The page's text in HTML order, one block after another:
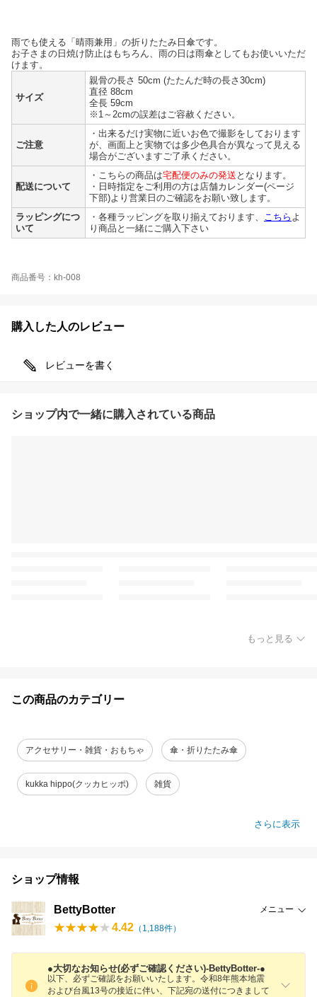
雨でも使える「晴雨兼用」の折りたたみ日傘です。
お子さまの日焼け防止はもちろん、雨の日は雨傘としてもお使いいただ
けます。
サイズ
親骨の長さ 50cm (たたんだ時の長さ30cm)
直径 88cm
全長 59cm
※1～2cmの誤差はご容赦ください。
ご注意
・出来るだけ実物に近いお色で撮影をしております
が、画面上と実物では多少色具合が異なって見える
場合がございますご了承ください。
配送について
・こちらの商品は宅配便のみの発送 となります。
・日時指定をご利用の方は店舗カレンダー(ページ
下部)より営業日のご確認をお願い致します。
ラッピングにつ
いて
・各種ラッピングを取り揃えております、 こちら よ
り商品と一緒にご購入下さい
商品番号：kh-008
購入した人のレビュー
レビューを書く
ショップ内で一緒に購入されている商品
もっと見る
この商品のカテゴリー
アクセサリー・雑貨・おもちゃ 傘・折りたたみ傘
kukka hippo(クッカヒッポ) 雑貨
さらに表示
ショップ情報
BettyBotter メニュー
4.42 （ 1,188件）
●大切なお知らせ(必ずご確認ください)-BettyBotter‐●
以下、必ずご確認をお願いいたします。令和8年熊本地震
および台風13号の接近に伴い、下記宛の送付につきまして